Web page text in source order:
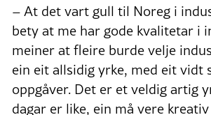
– At det vart gull til Noreg i
bety at me har gode kvalitetar i
meiner at fleire burde velje
ein eit allsidig yrke, med eit vidt
oppgåver. Det er et veldig artig
dagar er like, ein må vere